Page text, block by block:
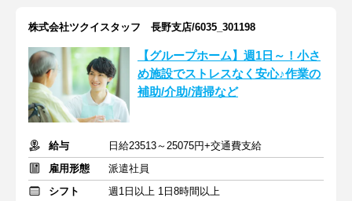
株式会社ツクイスタッフ 長野支店/6035_301198
【グループホーム】週1日～！小さ
め施設でストレスなく安心♪作業の
補助/介助/清掃など
給与
日給23513～25075円+交通費支給
雇用形態
派遣社員
シフト
週1日以上 1日8時間以上